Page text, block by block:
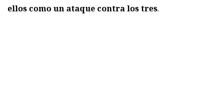
ellos como un ataque contra los tres.